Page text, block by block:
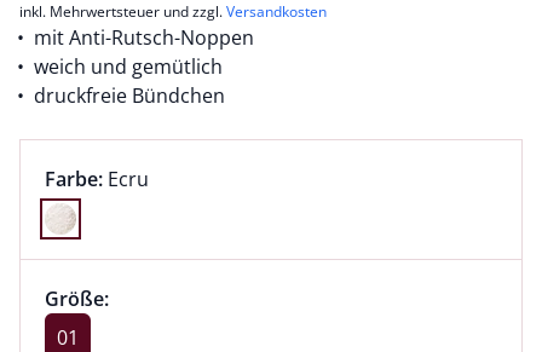
inkl. Mehrwertsteuer und zzgl.Versandkosten
mit Anti-Rutsch-Noppen
weich und gemütlich
druckfreie Bündchen
Farbauswahl:
Farbe: aktuell ausgewählt:
Ecru
Farbe Ecru ausgewählt
Größenauswahl:
Größe:
Größe 01 ausgewählt
01